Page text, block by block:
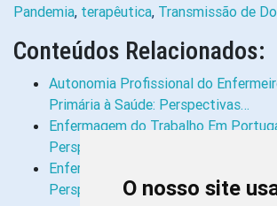
O nosso site
Pandemia, terapêutica, Transmissão de
Conteúdos Relacionados:
Autonomia Profissional do
Primária à Saúde: Perspectivas…
Enfermagem do Trabalho Em
Perspectivas
Enfermagem Estética: Avanços,
Perspectivas